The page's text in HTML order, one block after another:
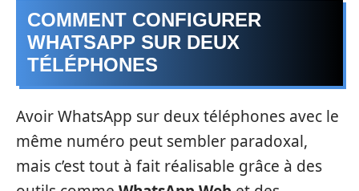
COMMENT CONFIGURER
WHATSAPP SUR DEUX
TÉLÉPHONES
Avoir WhatsApp sur deux téléphones avec le
même numéro peut sembler paradoxal,
mais c’est tout à fait réalisable grâce à des